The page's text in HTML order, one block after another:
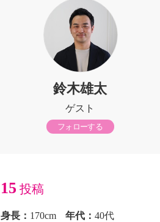
鈴木雄太
ゲスト
フォローする
15 投稿
身長： 170cm 年代： 40代